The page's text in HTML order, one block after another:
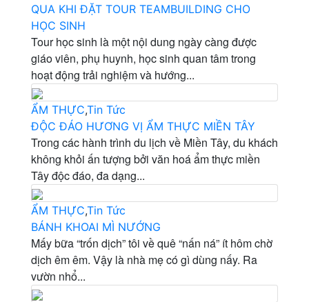
QUA KHI ĐẶT TOUR TEAMBUILDING CHO
HỌC SINH
Tour học sinh là một nội dung ngày càng được
giáo viên, phụ huynh, học sinh quan tâm trong
hoạt động trải nghiệm và hướng...
ẨM THỰC,Tin Tức
ĐỘC ĐÁO HƯƠNG VỊ ẨM THỰC MIỀN TÂY
Trong các hành trình du lịch về Miền Tây, du khách
không khỏi ấn tượng bởi văn hoá ẩm thực miền
Tây độc đáo, đa dạng...
ẨM THỰC,Tin Tức
BÁNH KHOAI MÌ NƯỚNG
Mấy bữa “trốn dịch” tôi về quê “nấn ná” ít hôm chờ
dịch êm êm. Vậy là nhà mẹ có gì dùng nấy. Ra
vườn nhổ...